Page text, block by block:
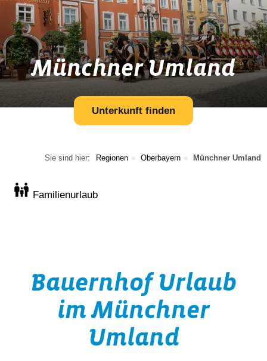
Münchner Umland
Unterkunft finden
Münchner Umland
Oberbayern
Regionen
Sie sind hier:
Familienurlaub
Bauernhof Urlaub
im Münchner
Umland